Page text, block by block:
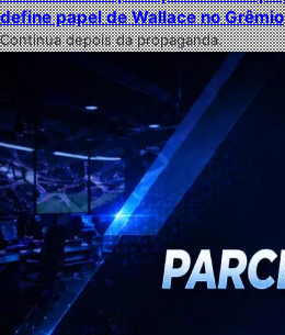
define papel de Wallace no Grêmio
Continua depois da propaganda.